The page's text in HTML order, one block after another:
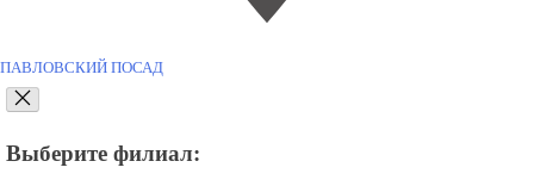
ПАВЛОВСКИЙ ПОСАД
Выберите филиал: